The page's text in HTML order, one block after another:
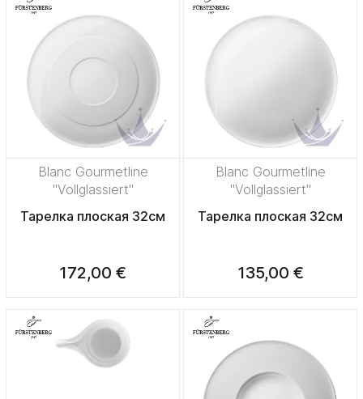
Blanc Gourmetline
"Vollglassiert"
Тарелка плоская 32см
172,00 €
Blanc Gourmetline
"Vollglassiert"
Тарелка плоская 32см
135,00 €